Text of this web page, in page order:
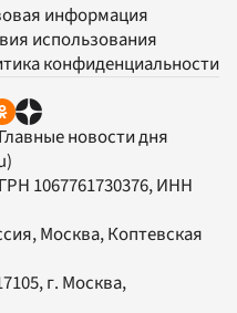
информация
использования
конфиденциальности
новости дня
1067761730376, ИНН
Москва, Коптевская
, г. Москва,